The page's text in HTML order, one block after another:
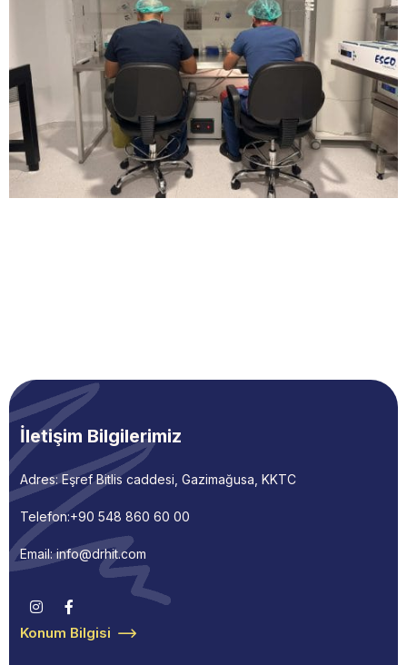
İletişim Bilgilerimiz
Adres: Eşref Bitlis caddesi, Gazimağusa, KKTC
Telefon:+90 548 860 60 00
Email: info@drhit.com
Konum Bilgisi